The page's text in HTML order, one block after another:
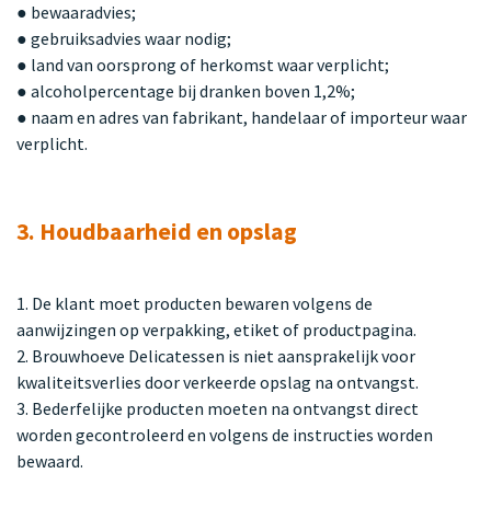
● bewaaradvies;
● gebruiksadvies waar nodig;
● land van oorsprong of herkomst waar verplicht;
● alcoholpercentage bij dranken boven 1,2%;
● naam en adres van fabrikant, handelaar of importeur waar
verplicht.
3. Houdbaarheid en opslag
1. De klant moet producten bewaren volgens de
aanwijzingen op verpakking, etiket of productpagina.
2. Brouwhoeve Delicatessen is niet aansprakelijk voor
kwaliteitsverlies door verkeerde opslag na ontvangst.
3. Bederfelijke producten moeten na ontvangst direct
worden gecontroleerd en volgens de instructies worden
bewaard.